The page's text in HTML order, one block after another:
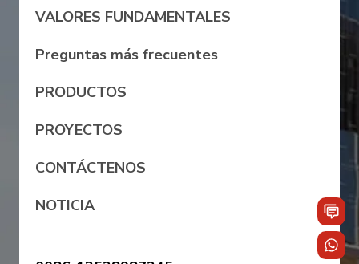
VALORES FUNDAMENTALES
Preguntas más frecuentes
PRODUCTOS
PROYECTOS
CONTÁCTENOS
NOTICIA